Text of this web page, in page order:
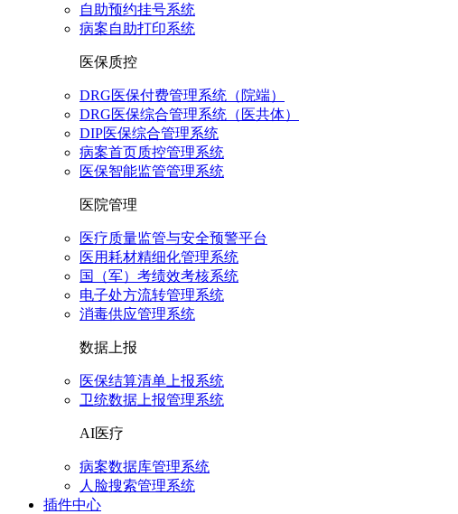
自助预约挂号系统
病案自助打印系统
医保质控
DRG医保付费管理系统（院端）
DRG医保综合管理系统（医共体）
DIP医保综合管理系统
病案首页质控管理系统
医保智能监管管理系统
医院管理
医疗质量监管与安全预警平台
医用耗材精细化管理系统
国（军）考绩效考核系统
电子处方流转管理系统
消毒供应管理系统
数据上报
医保结算清单上报系统
卫统数据上报管理系统
AI医疗
病案数据库管理系统
人脸搜索管理系统
插件中心